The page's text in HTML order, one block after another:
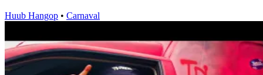
Huub Hangop • Carnaval